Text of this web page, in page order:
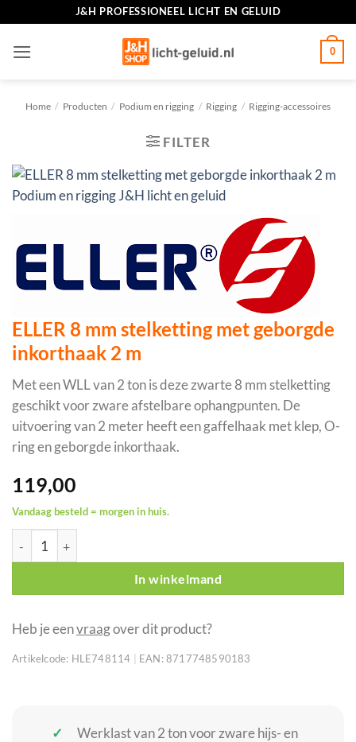
inhoud
J&H PROFESSIONEEL LICHT EN GELUID
0
Home / Producten / Podium en rigging / Rigging / Rigging-accessoires
FILTER
ELLER 8 mm stelketting met geborgde
inkorthaak 2 m
Met een WLL van 2 ton is deze zwarte 8 mm stelketting
geschikt voor zware afstelbare ophangpunten. De
uitvoering van 2 meter heeft een gaffelhaak met klep, O-
ring en geborgde inkorthaak.
119,00
Vandaag besteld = morgen in huis.
ELLER 8 mm stelketting met geborgde inkorthaak 2 m aantal
In winkelmand
Heb je eenvraagover dit product?
Artikelcode: HLE748114 EAN: 8717748590183
Werklast van 2 ton voor zware hijs- en